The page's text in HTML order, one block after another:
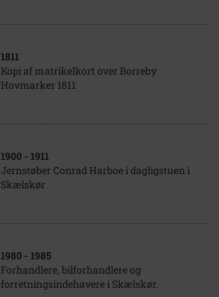
1811
Kopi af matrikelkort over Borreby
Hovmarker 1811
1900 - 1911
Jernstøber Conrad Harboe i dagligstuen i
Skælskør
1980 - 1985
Forhandlere, bilforhandlere og
forretningsindehavere i Skælskør.